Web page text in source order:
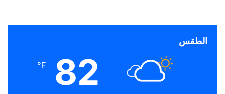
الطقس
82
℉